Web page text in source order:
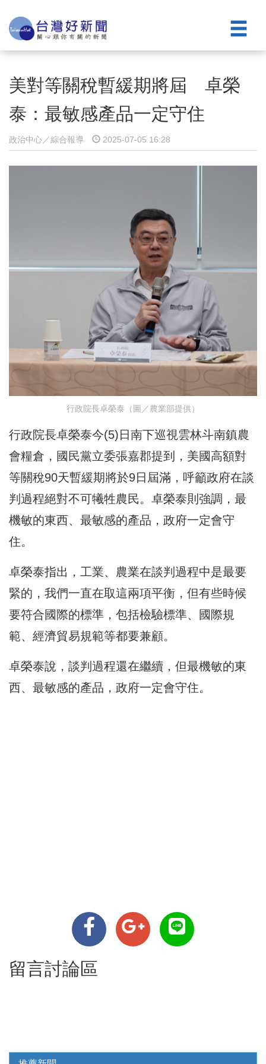
美對等關稅暫緩期將屆 卓榮
泰：最敏感產品一定守住
政治中心／綜合報導 2025-07-05 16:28
行政院長卓榮泰（圖／農業部提供）
行政院長卓榮泰今(5)日南下巡視雲林斗南鎮農
會糧倉，國民黨立委張嘉郡提到，美國高額對
等關稅90天暫緩期將於9日屆滿，呼籲政府在談
判過程絕對不可犧牲農民。卓榮泰則強調，最
機敏的東西、最敏感的產品，政府一定會守
住。
卓榮泰指出，工業、農業在談判過程中是最要
緊的，我們一直在取這兩項平衡，但有些時候
要符合國際的標準，包括檢驗標準、國際規
範、經濟貿易規範等都要兼顧。
卓榮泰說，談判過程還在繼續，但最機敏的東
西、最敏感的產品，政府一定會守住。
留言討論區